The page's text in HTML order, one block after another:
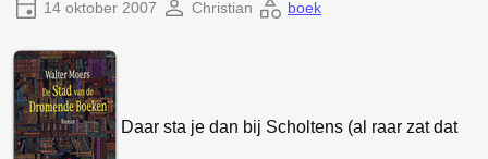
14 oktober 2007 Christian boek
Daar sta je dan bij Scholtens (al raar zat dat